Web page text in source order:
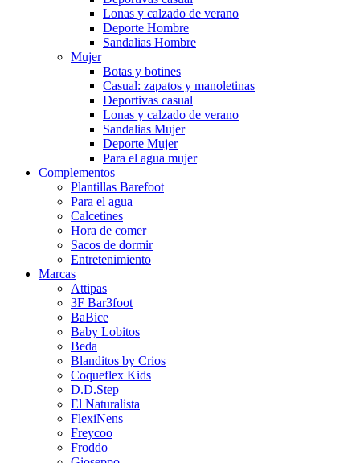
Lonas y calzado de verano
Deporte Hombre
Sandalias Hombre
Mujer
Botas y botines
Casual: zapatos y manoletinas
Deportivas casual
Lonas y calzado de verano
Sandalias Mujer
Deporte Mujer
Para el agua mujer
Complementos
Plantillas Barefoot
Para el agua
Calcetines
Hora de comer
Sacos de dormir
Entretenimiento
Marcas
Attipas
3F Bar3foot
BaBice
Baby Lobitos
Beda
Blanditos by Crios
Coqueflex Kids
D.D.Step
El Naturalista
FlexiNens
Freycoo
Froddo